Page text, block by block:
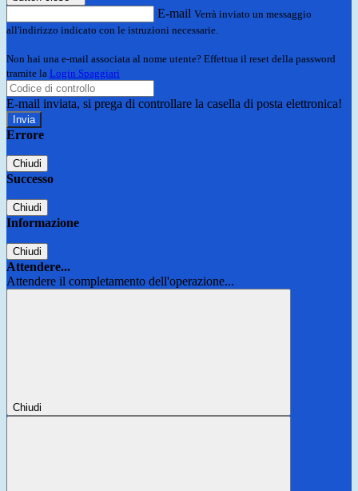
E-mail Verrà inviato un messaggio
all'indirizzo indicato con le istruzioni necessarie.
Non hai una e-mail associata al nome utente? Effettua il reset della password
tramite la Login Spaggiari
E-mail inviata, si prega di controllare la casella di posta elettronica!
Errore
Chiudi
Successo
Chiudi
Informazione
Chiudi
Attendere...
Attendere il completamento dell'operazione...
Chiudi